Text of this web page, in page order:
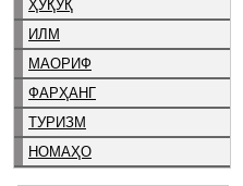
ҲУҚУҚ
ИЛМ
МАОРИФ
ФАРҲАНГ
ТУРИЗМ
НОМАҲО